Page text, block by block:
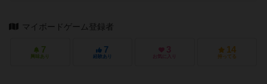
マイボードゲーム登録者
7
興味あり
7
経験あり
3
お気に入り
14
持ってる